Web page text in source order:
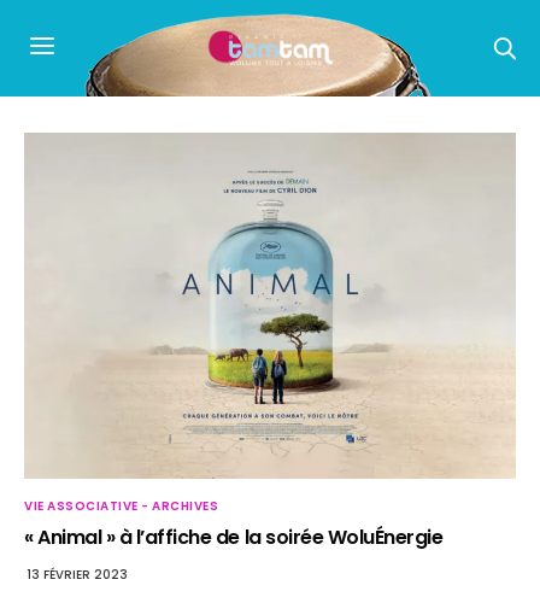
VIE ASSOCIATIVE - ARCHIVES
« Animal » à l’affiche de la soirée WoluÉnergie
13 FÉVRIER 2023